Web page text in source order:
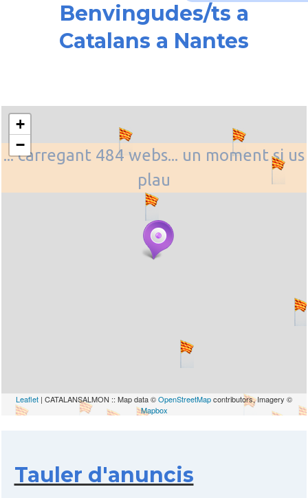
Benvingudes/ts a
Catalans a Nantes
... carregant 484 webs... un moment si us
plau
+
−
Leaflet | CATALANSALMON :: Map data ©OpenStreetMapcontributors, Imagery ©
Mapbox
Tauler d'anuncis